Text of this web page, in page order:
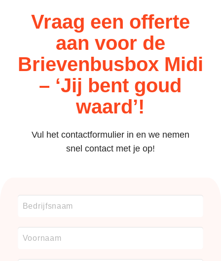
Vraag een offerte
aan voor de
Brievenbusbox Midi
– ‘Jij bent goud
waard’!
Vul het contactformulier in en we nemen
snel contact met je op!